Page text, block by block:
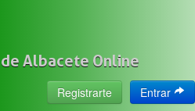
Albacete Online
Entrar
Registrarte